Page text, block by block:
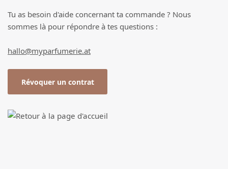
Tu as besoin d'aide concernant ta commande ? Nous
sommes là pour répondre à tes questions :
hallo@myparfumerie.at
Révoquer un contrat